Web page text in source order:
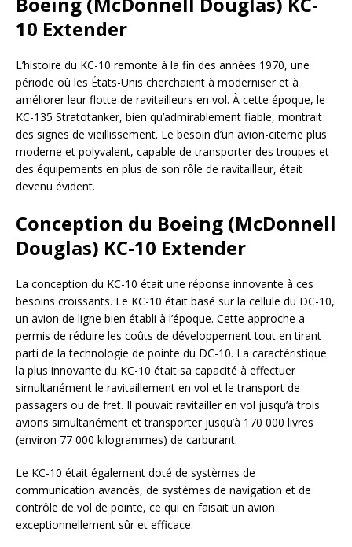
10 Extender
L’histoire du KC-10 remonte à la fin des années 1970, une
période où les États-Unis cherchaient à moderniser et à
améliorer leur flotte de ravitailleurs en vol. À cette époque, le
KC-135 Stratotanker, bien qu’admirablement fiable, montrait
des signes de vieillissement. Le besoin d’un avion-citerne plus
moderne et polyvalent, capable de transporter des troupes et
des équipements en plus de son rôle de ravitailleur, était
devenu évident.
Conception du Boeing (McDonnell
Douglas) KC-10 Extender
La conception du KC-10 était une réponse innovante à ces
besoins croissants. Le KC-10 était basé sur la cellule du DC-10,
un avion de ligne bien établi à l’époque. Cette approche a
permis de réduire les coûts de développement tout en tirant
parti de la technologie de pointe du DC-10. La caractéristique
la plus innovante du KC-10 était sa capacité à effectuer
simultanément le ravitaillement en vol et le transport de
passagers ou de fret. Il pouvait ravitailler en vol jusqu’à trois
avions simultanément et transporter jusqu’à 170 000 livres
(environ 77 000 kilogrammes) de carburant.
Le KC-10 était également doté de systèmes de
communication avancés, de systèmes de navigation et de
contrôle de vol de pointe, ce qui en faisait un avion
exceptionnellement sûr et efficace.